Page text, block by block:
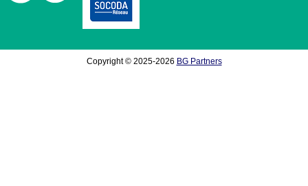
Copyright © 2025-2026 BG Partners